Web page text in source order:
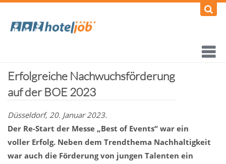
Erfolgreiche Nachwuchsförderung
auf der BOE 2023
Düsseldorf, 20. Januar 2023.
Der Re-Start der Messe „Best of Events“ war ein
voller Erfolg. Neben dem Trendthema Nachhaltigkeit
war auch die Förderung von jungen Talenten ein